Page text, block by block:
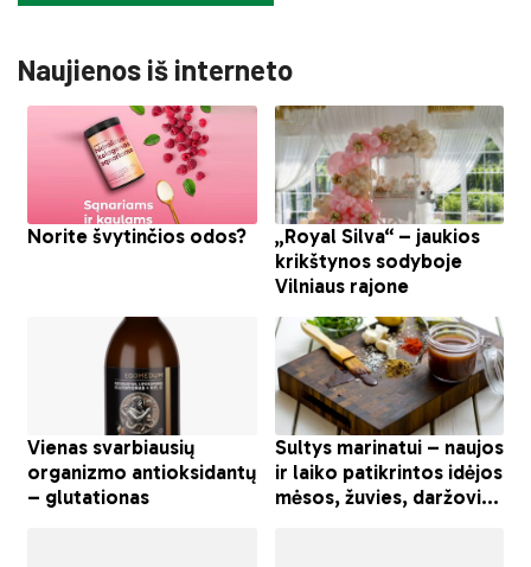
Naujienos iš interneto